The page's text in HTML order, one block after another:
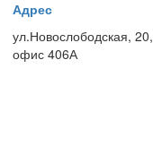
Адрес
ул.Новослободская, 20,
офис 406А